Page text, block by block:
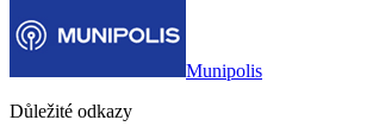
Munipolis
Důležité odkazy